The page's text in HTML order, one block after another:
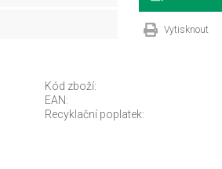
Vytisknout
Kód zboží:
EAN:
Recyklační poplatek: